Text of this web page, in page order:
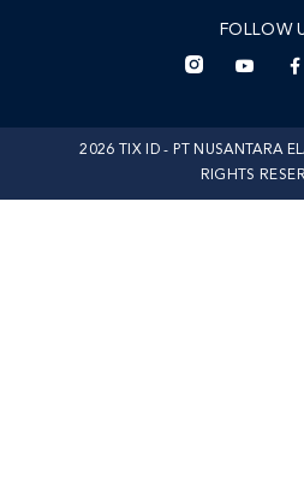
FOLLOW
2026 TIX ID - PT NUSANTARA
RIGHTS